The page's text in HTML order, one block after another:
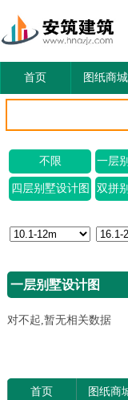
首页 图纸商城
不限 一层
四层别墅设计图 双拼
一层别墅设计图
对不起,暂无相关数据
首页 图纸商